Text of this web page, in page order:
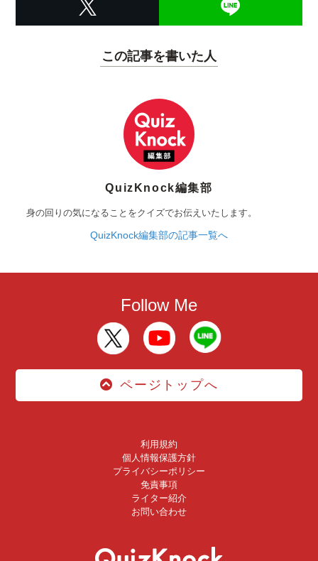
この記事を書いた人
QuizKnock編集部
身の回りの気になることをクイズでお伝えいたします。
QuizKnock編集部の記事一覧へ
Follow Me
ページトップへ
利用規約
個人情報保護方針
プライバシーポリシー
免責事項
ライター紹介
お問い合わせ